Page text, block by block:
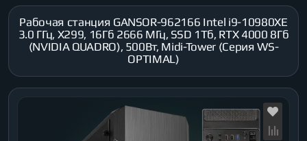
Рабочая станция GANSOR-962166 Intel i9-10980XE
3.0 ГГц, X299, 16Гб 2666 МГц, SSD 1Тб, RTX 4000 8Гб
(NVIDIA QUADRO), 500Вт, Midi-Tower (Серия WS-
OPTIMAL)